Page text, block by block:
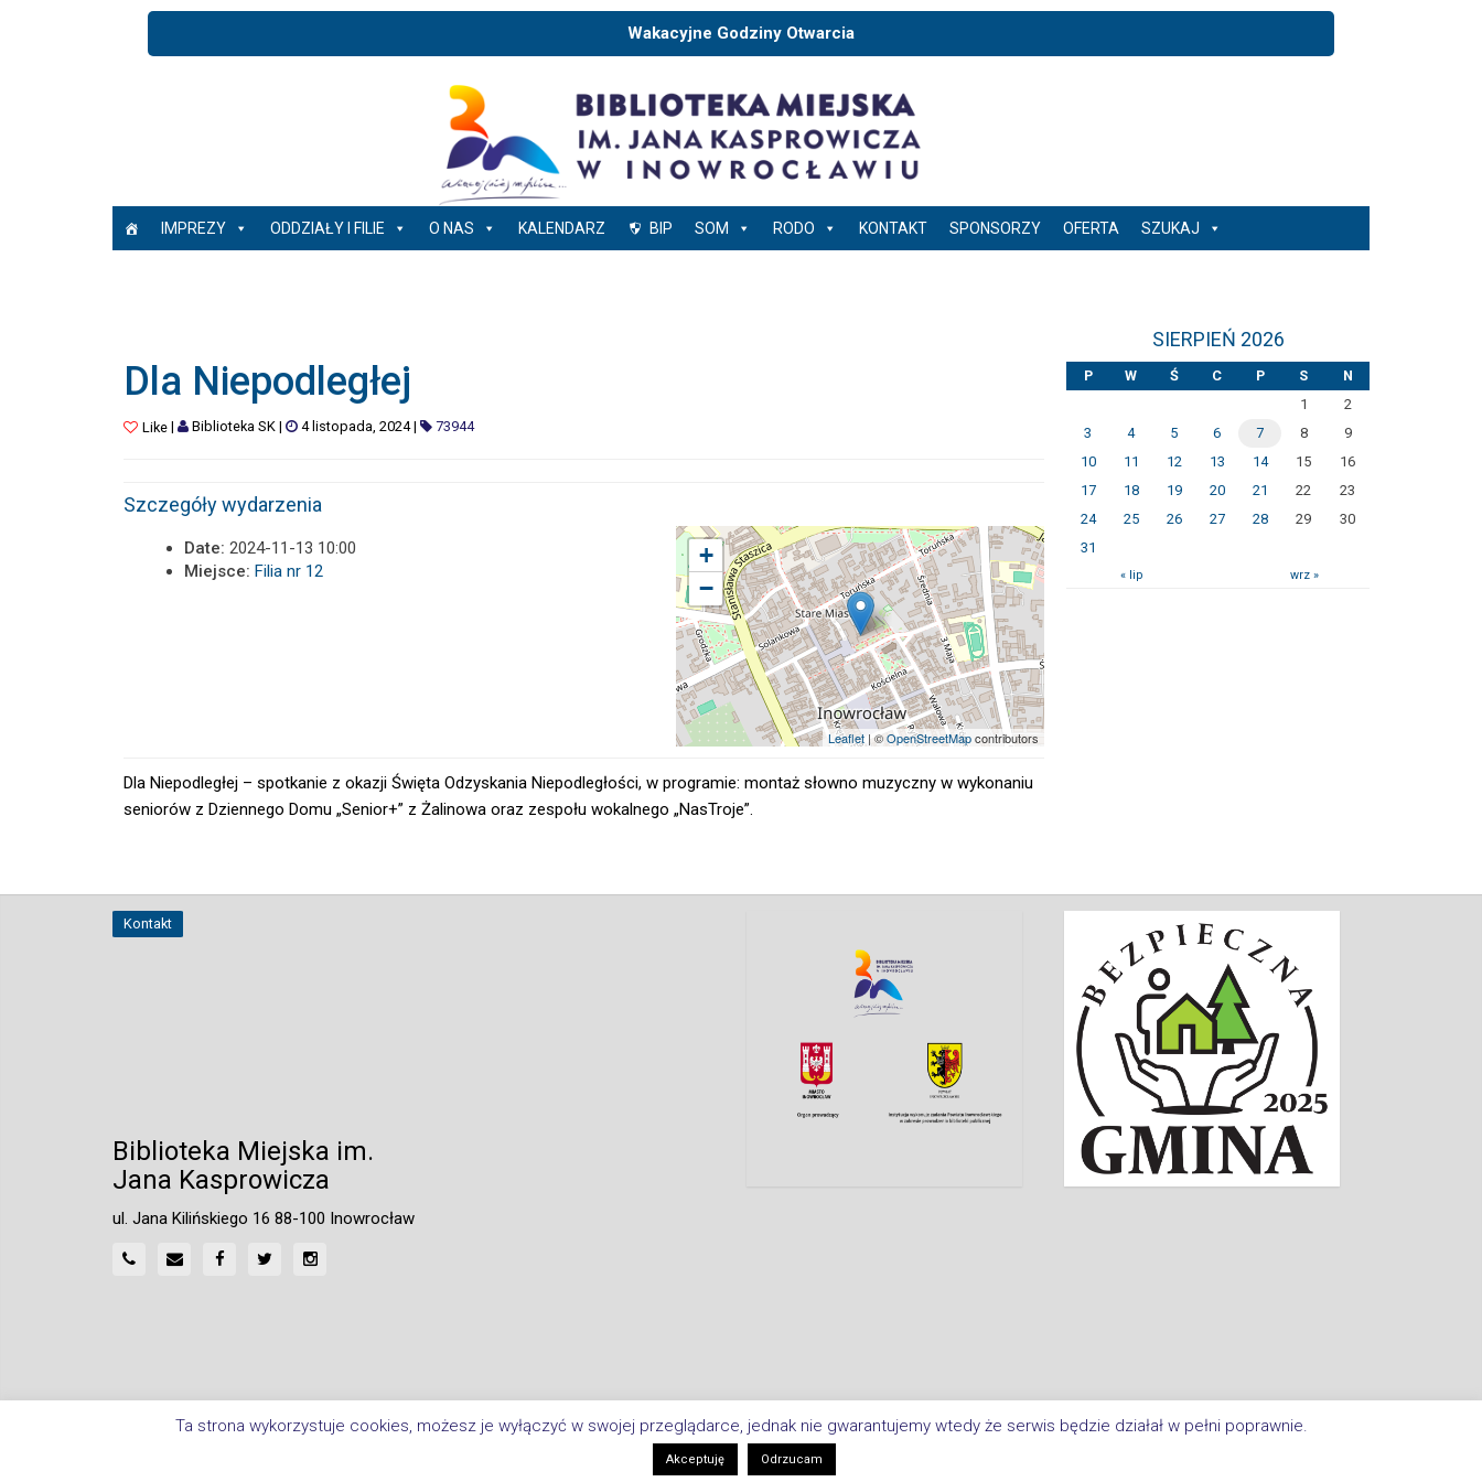
Wakacyjne Godziny Otwarcia
IMPREZY ODDZIAŁY I FILIE O NAS KALENDARZ BIP SOM RODO KONTAKT SPONSORZY OFERTA SZUKAJ
Dla Niepodległej
Like| Biblioteka SK| 4 listopada, 2024| 73944
Szczegóły wydarzenia
Date: 2024-11-13 10:00
Miejsce: Filia nr 12
+
−
Leaflet | ©OpenStreetMapcontributors
Dla Niepodległej – spotkanie z okazji Święta Odzyskania Niepodległości, w programie: montaż słowno muzyczny w wykonaniu
seniorów z Dziennego Domu „Senior+” z Żalinowa oraz zespołu wokalnego „NasTroje”.
SIERPIEŃ 2026
P W Ś C P S
N
1
2
3
4 5 6 7 8
9
10
11 12 13 14 15
16
17
18 19 20 21 22
23
24
25 26 27 28 29
30
31
« lip wrz »
Kontakt
Biblioteka Miejska im.
Jana Kasprowicza
ul. Jana Kilińskiego 16 88-100 Inowrocław
Copyright © 2026 Biblioteka Miejska Im. Jana Kasprowicza W Inowrocławiu. All Rights Reserved.
Ta strona wykorzystuje cookies, możesz je wyłączyć w swojej przeglądarce, jednak nie gwarantujemy wtedy że serwis będzie działał w pełni poprawnie.
Akceptuję Odrzucam